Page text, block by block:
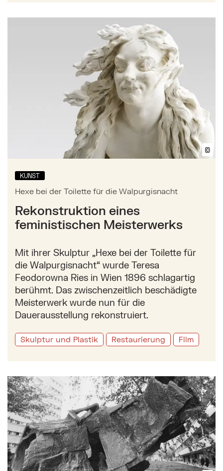
©
KUNST
Hexe bei der Toilette für die Walpurgisnacht
Rekonstruktion eines
feministischen Meisterwerks
Mit ihrer Skulptur „Hexe bei der Toilette für
die Walpurgisnacht“ wurde Teresa
Feodorowna Ries in Wien 1896 schlagartig
berühmt. Das zwischenzeitlich beschädigte
Meisterwerk wurde nun für die
Dauerausstellung rekonstruiert.
Skulptur und Plastik Restaurierung Film
Mehr zu: Hexe bei der Toilette für die
Mehr zu: Zum 100. Geburtstag von Oswald Stimm